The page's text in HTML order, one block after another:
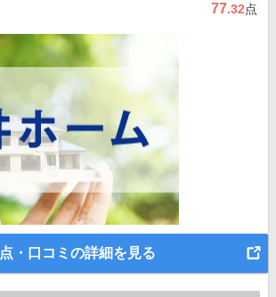
77.32点
・口コミの詳細を見る